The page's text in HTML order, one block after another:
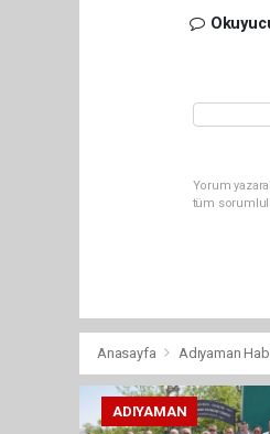
Yorum
tüm
Anasayfa Adıyaman
ADIYAMAN